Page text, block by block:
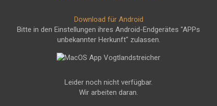
Download für Android
Bitte in den Einstellungen ihres Android-Endgerätes "APPs
unbekannter Herkunft" zulassen.
Leider noch nicht verfügbar.
Wir arbeiten daran.